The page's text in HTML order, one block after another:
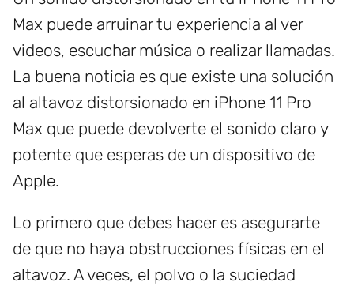
Max puede arruinar tu experiencia al ver
videos, escuchar música o realizar llamadas.
La buena noticia es que existe una solución
al altavoz distorsionado en iPhone 11 Pro
Max que puede devolverte el sonido claro y
potente que esperas de un dispositivo de
Apple.
Lo primero que debes hacer es asegurarte
de que no haya obstrucciones físicas en el
altavoz. A veces, el polvo o la suciedad